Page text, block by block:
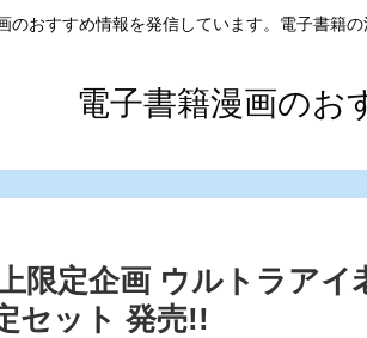
のおすすめ情報を発信しています。電子書籍
電子書籍漫画のお
限定企画 ウルトラアイ
セット 発売!!